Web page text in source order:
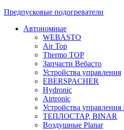
Предпусковые подогреватели
Автономные
WEBASTO
Air Top
Thermo TOP
Запчасти Вебасто
Устройства управления
EBERSPACHER
Hydronic
Airtronic
Устройства управления
ТЕПЛОСТАР, BINAR
Воздушные Planar